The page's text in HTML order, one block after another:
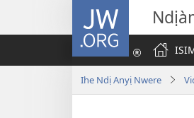
JW.ORG
Ihe Ndị Anyị Nwere